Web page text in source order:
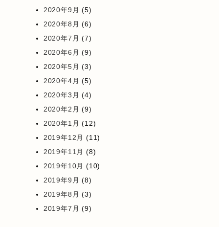
2020年9月 (5)
2020年8月 (6)
2020年7月 (7)
2020年6月 (9)
2020年5月 (3)
2020年4月 (5)
2020年3月 (4)
2020年2月 (9)
2020年1月 (12)
2019年12月 (11)
2019年11月 (8)
2019年10月 (10)
2019年9月 (8)
2019年8月 (3)
2019年7月 (9)